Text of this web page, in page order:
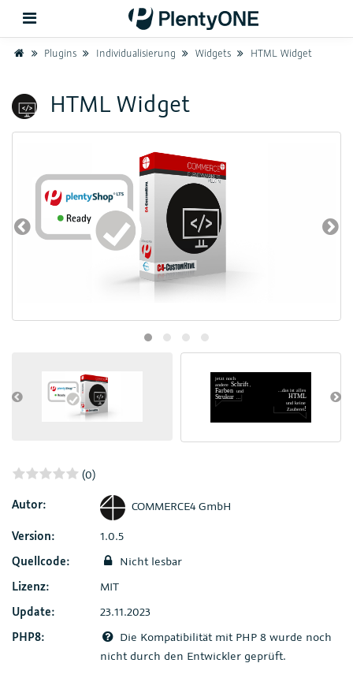
Zurück
Support
Hardware
HomePlugins Individualisierung Widgets HTML Widget
HTML Widget
(0)
Autor:
COMMERCE4 GmbH
Version:
1.0.5
Quellcode:
Nicht lesbar
Lizenz:
MIT
Update:
23.11.2023
PHP8:
Die Kompatibilität mit PHP 8 wurde noch
nicht durch den Entwickler geprüft.